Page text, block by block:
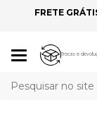
FRETE
Mudar
Trocas e